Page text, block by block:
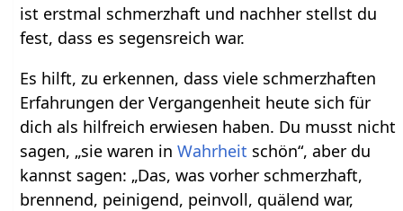
ist erstmal schmerzhaft und nachher stellst du
fest, dass es segensreich war.
Es hilft, zu erkennen, dass viele schmerzhaften
Erfahrungen der Vergangenheit heute sich für
dich als hilfreich erwiesen haben. Du musst nicht
sagen, „sie waren inWahrheit schön“, aber du
kannst sagen: „Das, was vorher schmerzhaft,
brennend, peinigend, peinvoll, quälend war,